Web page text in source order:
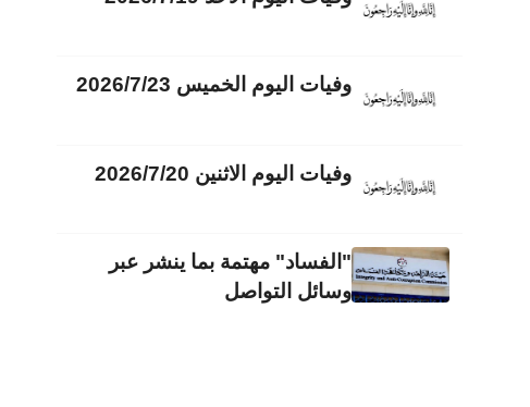
وفيات اليوم الخميس 2026/7/23
وفيات اليوم الاثنين 2026/7/20
"الفساد" مهتمة بما ينشر عبر
وسائل التواصل